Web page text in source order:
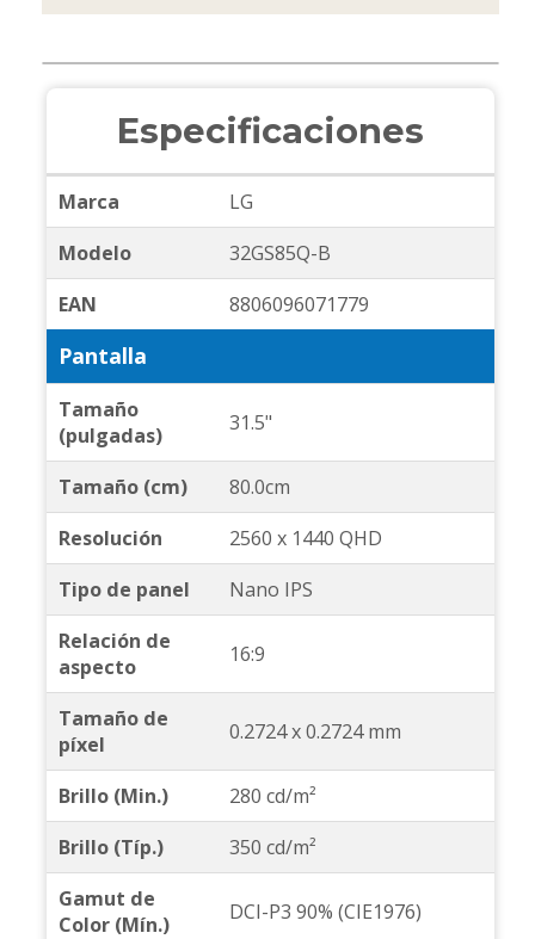
Especificaciones
Marca
LG
Modelo
32GS85Q-B
EAN
8806096071779
Pantalla
Tamaño
(pulgadas)
31.5"
Tamaño (cm)
80.0cm
Resolución
2560 x 1440 QHD
Tipo de panel
Nano IPS
Relación de
aspecto
16:9
Tamaño de
píxel
0.2724 x 0.2724 mm
Brillo (Min.)
280 cd/m²
Brillo (Típ.)
350 cd/m²
Gamut de
Color (Mín.)
DCI-P3 90% (CIE1976)